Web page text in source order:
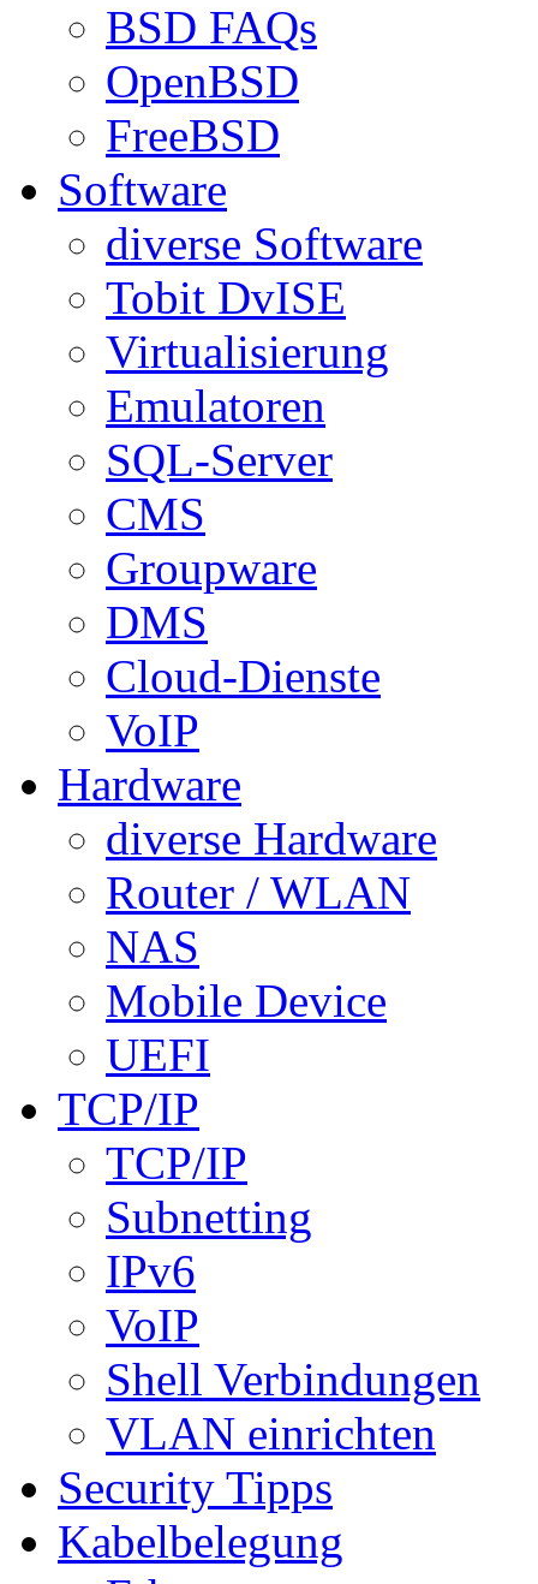
BSD FAQs
OpenBSD
FreeBSD
Software
diverse Software
Tobit DvISE
Virtualisierung
Emulatoren
SQL-Server
CMS
Groupware
DMS
Cloud-Dienste
VoIP
Hardware
diverse Hardware
Router / WLAN
NAS
Mobile Device
UEFI
TCP/IP
TCP/IP
Subnetting
IPv6
VoIP
Shell Verbindungen
VLAN einrichten
Security Tipps
Kabelbelegung